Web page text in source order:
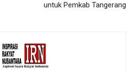
untuk Pemkab Tangerang